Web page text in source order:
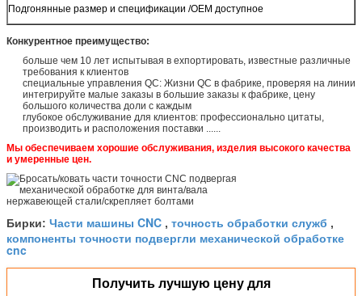
Подгонянные размер и спецификации /OEM доступное
Конкурентное преимущество:
больше чем 10 лет испытывая в ехпортировать, известные различные
требования к клиентов
специальные управления QC: Жизни QC в фабрике, проверяя на линии
интегрируйте малые заказы в большие заказы к фабрике, цену
большого количества доли с каждым
глубокое обслуживание для клиентов: профессионально цитаты,
производить и расположения поставки ......
Мы обеспечиваем хорошие обслуживания, изделия высокого качества
и умеренные цен.
Бирки: Части машины CNC , точность обработки служб ,
компоненты точности подвергли механической обработке
cnc
Получить лучшую цену для